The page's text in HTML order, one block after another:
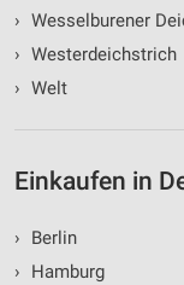
› Wesselburener
› Westerdeichstrich
› Welt
Einkaufen in
›
Berlin
›
Hamburg